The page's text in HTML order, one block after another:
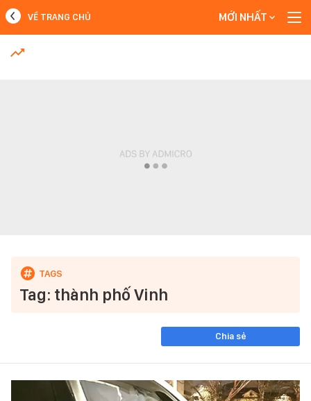
MỚI NHẤT
VỀ TRANG CHỦ MỚI NHẤT
Tag: thành phố Vinh
Chia sẻ